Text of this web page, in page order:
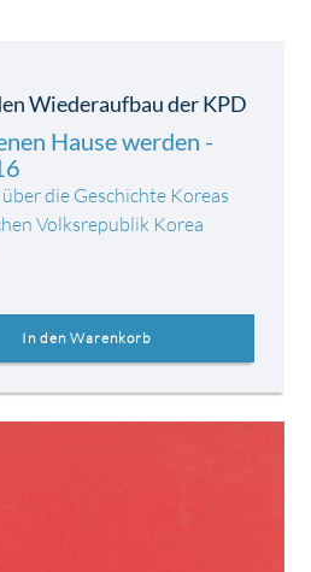
Wiederaufbau der KPD
Hause werden -
die Geschichte Koreas
Volksrepublik Korea